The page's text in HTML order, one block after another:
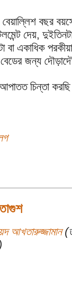
বেয়াল্লিশ বছর
দেয়,
বা একাধিক
জন্য
চিন্তা করছি
আখতারুজ্জামান